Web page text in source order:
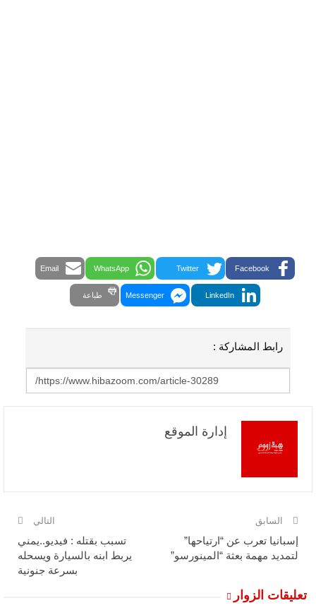
Facebook
Twitter
WhatsApp
Email
LinkedIn
Messenger طباعة
رابط المشاركة :
إدارة الموقع
السابق
إسبانيا تعرب عن “ارتياحها”
لتمديد مهمة بعثة “المينورسو”
التالي
تسبب بقتله : فيديو..يمني
يربط ابنه بالسيارة ويسحله
بسرعة جنونية
تعليقات الزوار